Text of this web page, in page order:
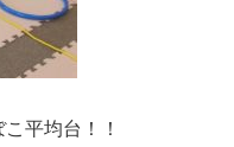
平均台！！